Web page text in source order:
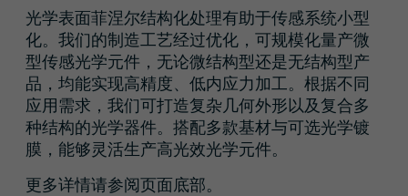
光学表面菲涅尔结构化处理有助于传感系统小型
化。我们的制造工艺经过优化，可规模化量产微
型传感光学元件，无论微结构型还是无结构型产
品，均能实现高精度、低内应力加工。根据不同
应用需求，我们可打造复杂几何外形以及复合多
种结构的光学器件。搭配多款基材与可选光学镀
膜，能够灵活生产高光效光学元件。
更多详情请参阅页面底部。